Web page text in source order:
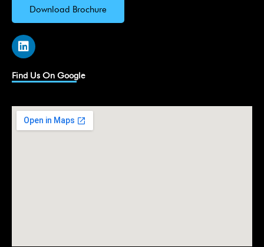
Download Brochure
L
i
k
e
i
n
Find Us On Google